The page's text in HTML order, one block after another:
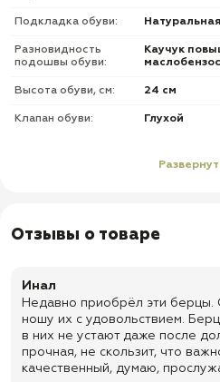
Подкладка обуви:
Разновидность
подошвы обуви:
Каучук
Высота обуви, см: 24 см
Клапан обуви: Глухой
Стелька обуви: Кожкартон +
✅ Верх: натуральная кожа «Краст»
✅ Подкладка: натуральный мех
✅ Застежка: шнуровка + молния
Отзывы о товаре
Инал
Недавно приобрёл эти берцы.
ношу их с удовольствием.
в них не устают даже после
прочная, не скользит, что
качественный, думаю,